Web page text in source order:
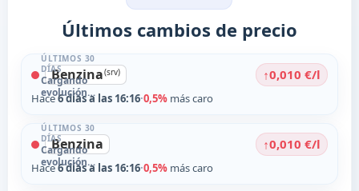
Últimos cambios de precio
Benzina(srv) ↑0,010 €/l
Hace6 días a las 16:16·0,5%más caro
ÚLTIMOS 30
DÍAS
Cargando
evolución…
Benzina ↑0,010 €/l
Hace6 días a las 16:16·0,5%más caro
ÚLTIMOS 30
DÍAS
Cargando
evolución…